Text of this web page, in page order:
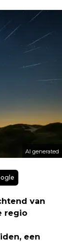
AI generated
van
regio
een